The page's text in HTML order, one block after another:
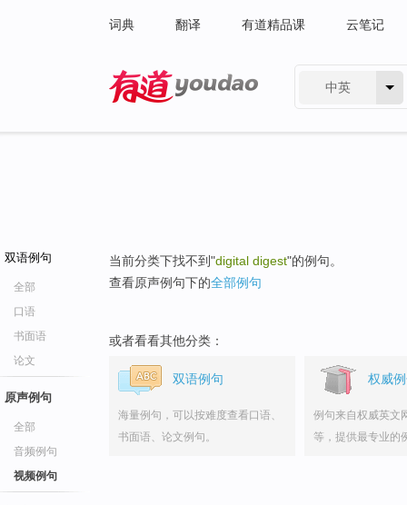
词典 翻译 有道精品课 云笔记
中英
双语例句
全部
口语
书面语
论文
原声例句
全部
音频例句
视频例句
当前分类下找不到"digital digest"的例句。
查看原声例句下的全部例句
或者看看其他分类：
双语例句
海量例句，可以按难度查看口语、
书面语、论文例句。
权威
例句来自权威英文
等，提供最专业的